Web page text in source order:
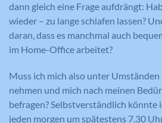
dann gleich eine Frage aufdrängt:
wieder – zu lange schlafen lassen?
daran, dass es manchmal auch
im Home-Office arbeitet?
Muss ich mich also unter
nehmen und mich nach meinen
befragen? Selbstverständlich könnte
jeden morgen um spätestens 7.30